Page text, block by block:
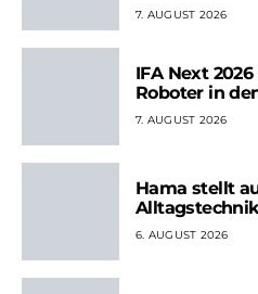
7. AUGUST 2026
IFA Next
Roboter in
7. AUGUST 2026
Hama stellt
6. AUGUST 2026